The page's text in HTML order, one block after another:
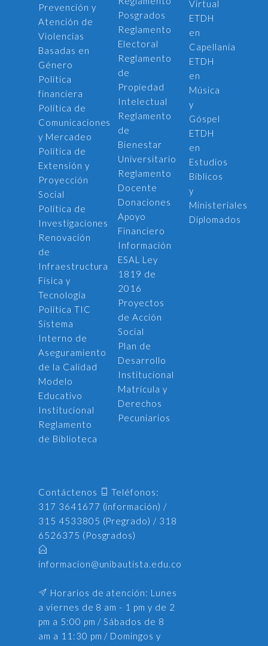
Prevención y
Atención de
Violencias
Basadas en
Género
Política
financiera
Política de
Comunicaciones
y Mercadeo
Política de
Extensión y
Proyección
Social
Política de
Investigaciones
Renovación
de
Infraestructura
Física y
Tecnología
Política TIC
Sistema
Interno de
Aseguramiento
de la Calidad
Modelo
Educativo
Institucional
Reglamento
de Biblioteca
Posgrados
Reglamento
Electoral
Reglamento
de
Propiedad
Intelectual
Reglamento
de
Bienestar
Universitario
Reglamento
Docente
Donaciones
Apoyo
Financiero
Información
ESAL Ley
1819 de
2016
Proyectos
de Acción
Social
Plan de
Desarrollo
Institucional
Matrícula y
Derechos
Pecuniarios
Virtual
ETDH
en
Capellanía
ETDH
en
Música
y
Góspel
ETDH
en
Estudios
Bíblicos
y
Ministeriales
Diplomados
Contáctenos
Teléfonos:
317 3641677 (información) /
315 4533805 (Pregrado) / 318
6526375 (Posgrados)
informacion@unibautista.edu.co
Horarios de atención: Lunes
a viernes de 8 am - 1 pm y de 2
pm a 5:00 pm / Sábados de 8
am a 11:30 pm / Domingos y